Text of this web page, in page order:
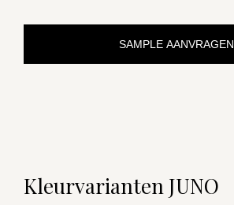
SAMPLE AANVRAGEN
Kleurvarianten JUNO